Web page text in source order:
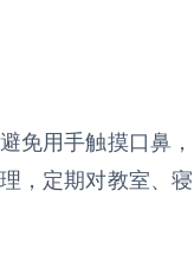
免用手触摸口鼻，
，定期对教室、寝